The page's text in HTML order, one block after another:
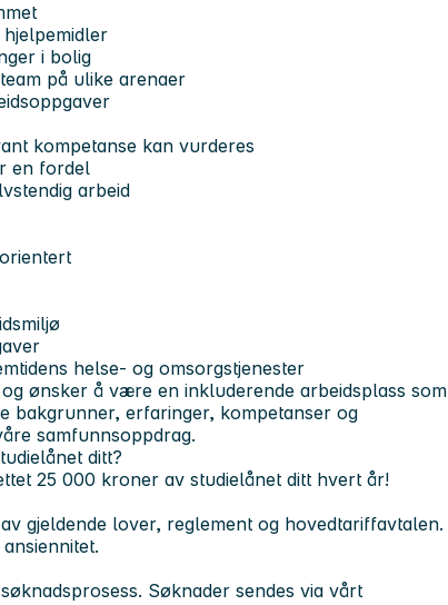
i bolig
på ulike arenaer
kompetanse kan vurderes
en fordel
arbeid
helse- og omsorgstjenester
ønsker å være en inkluderende arbeidsplass som
bakgrunner, erfaringer, kompetanser og
samfunnsoppdrag.
ditt?
25 000 kroner av studielånet ditt hvert år!
gjeldende lover, reglement og hovedtariffavtalen.
Søknader sendes via vårt